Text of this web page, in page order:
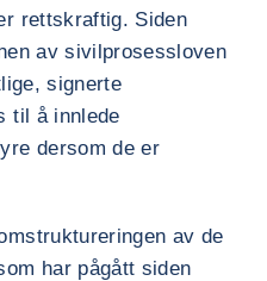
rettskraftig. Siden
av sivilprosessloven
signerte
til å innlede
dersom de er
av de
har pågått siden